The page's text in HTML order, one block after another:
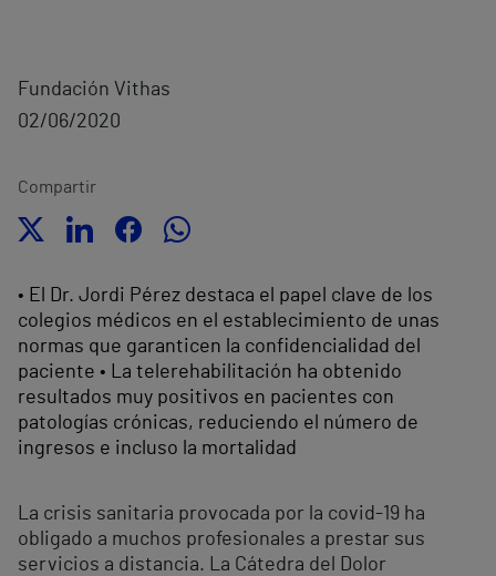
Fundación Vithas
02/06/2020
Compartir
• El Dr. Jordi Pérez destaca el papel clave de los
colegios médicos en el establecimiento de unas
normas que garanticen la confidencialidad del
paciente • La telerehabilitación ha obtenido
resultados muy positivos en pacientes con
patologías crónicas, reduciendo el número de
ingresos e incluso la mortalidad
La crisis sanitaria provocada por la covid-19 ha
obligado a muchos profesionales a prestar sus
servicios a distancia. La Cátedra del Dolor